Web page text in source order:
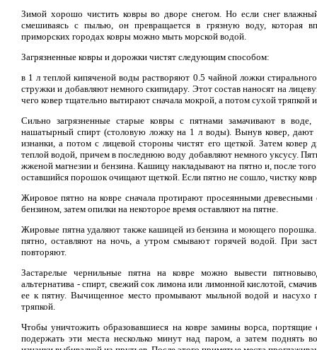
Зимой хорошо чистить ковры во дворе снегом. Но если снег
смешиваясь с пылью, он превращается в грязную воду, которая
приморских городах ковры можно мыть морской водой.
Загрязненные ковры и дорожки чистят следующим способом:
в 1 л теплой кипяченой воды растворяют 0.5 чайной ложки
стружки и добавляют немного скипидару. Этот состав наносят на
чего ковер тщательно вытирают сначала мокрой, а потом сухой тряпкой
Сильно загрязненные старые ковры с пятнами замачивают в
нашатырный спирт (столовую ложку на 1 л воды). Вынув ковер, дают
изнанки, а потом с лицевой стороны чистят его щеткой. Затем ковер
теплой водой, причем в последнюю воду добавляют немного уксусу.
жженой магнезии и бензина. Кашицу накладывают на пятно и, после того
оставшийся порошок очищают щеткой. Если пятно не сошло, чистку
Жировое пятно на ковре сначала протирают просеянными
бензином, затем опилки на некоторое время оставляют на пятне.
Жировые пятна удаляют также кашицей из бензина и моющего
пятно, оставляют на ночь, а утром смывают горячей водой. При
повторяют.
Застарелые чернильные пятна на ковре можно вывести
альтернатива - спирт, свежий сок лимона или лимонной кислотой,
ее к пятну. Вычищенное место промывают мыльной водой и насухо
тряпкой.
Чтобы уничтожить образовавшиеся на ковре замины ворса,
подержать эти места несколько минут над паром, а затем поднять